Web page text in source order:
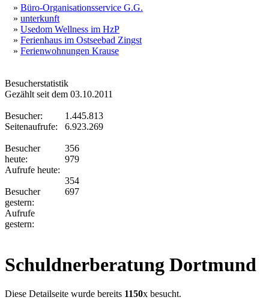
» Büro-Organisationsservice G.G.
» unterkunft
» Usedom Wellness im HzP
» Ferienhaus im Ostseebad Zingst
» Ferienwohnungen Krause
Besucherstatistik
Gezählt seit dem 03.10.2011
Besucher:
Seitenaufrufe:
Besucher
heute:
Aufrufe heute:
Besucher
gestern:
Aufrufe
gestern:
1.445.813
6.923.269
356
979
354
697
Schuldnerberatung Dortmund
Diese Detailseite wurde bereits 1150x besucht.